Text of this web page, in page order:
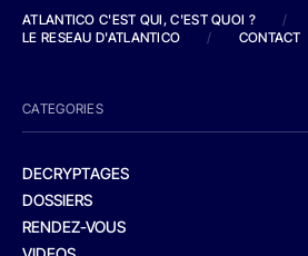
ATLANTICO C'EST QUI, C'EST QUOI ?
/
LE RESEAU D'ATLANTICO
/ CONTACT
CATEGORIES
DECRYPTAGES
DOSSIERS
RENDEZ-VOUS